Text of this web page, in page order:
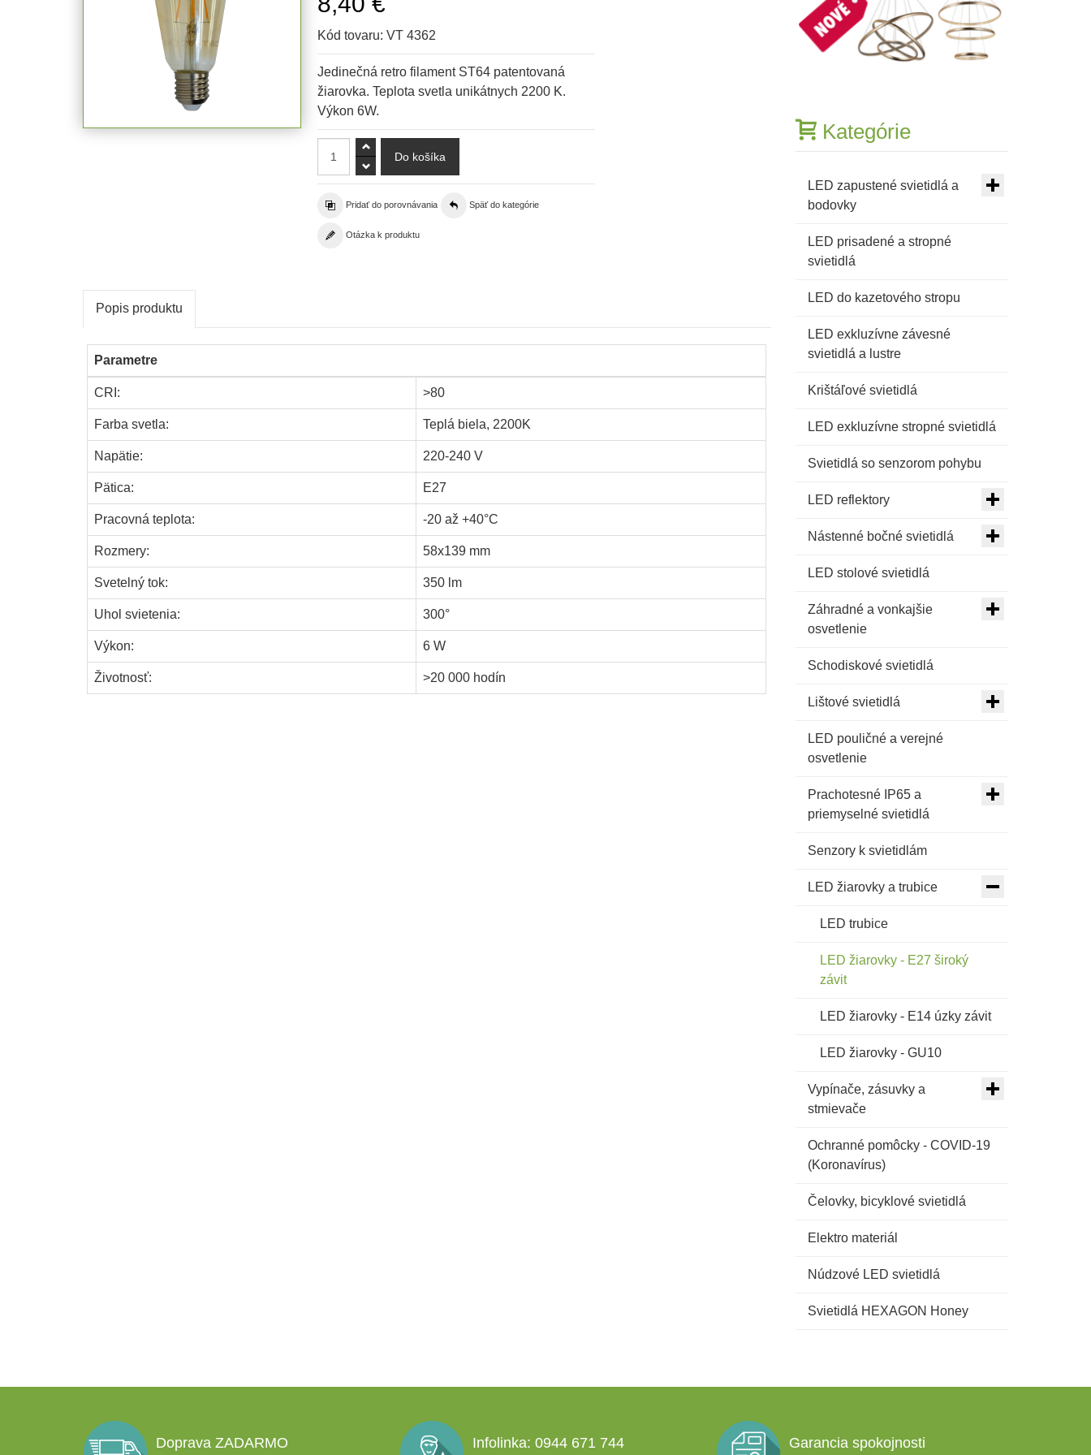
Kód tovaru:VT 4362
Jedinečná retro filament ST64 patentovaná
žiarovka. Teplota svetla unikátnych 2200 K.
Výkon 6W.
Pridať do porovnávania Späť do kategórie
Otázka k produktu
Popis produktu
Parametre
CRI: >80
Farba svetla: Teplá biela, 2200K
Napätie: 220-240 V
Pätica: E27
Pracovná teplota: -20 až +40°C
Rozmery: 58x139 mm
Svetelný tok: 350 lm
Uhol svietenia: 300°
Výkon: 6 W
Životnosť: >20 000 hodín
Kategórie
LED zapustené svietidlá a
bodovky
LED prisadené a stropné
svietidlá
LED do kazetového stropu
LED exkluzívne závesné
svietidlá a lustre
Krištáľové svietidlá
LED exkluzívne stropné svietidlá
Svietidlá so senzorom pohybu
LED reflektory
Nástenné bočné svietidlá
LED stolové svietidlá
Záhradné a vonkajšie
osvetlenie
Schodiskové svietidlá
Lištové svietidlá
LED pouličné a verejné
osvetlenie
Prachotesné IP65 a
priemyselné svietidlá
Senzory k svietidlám
LED žiarovky a trubice
LED trubice
LED žiarovky - E27 široký
závit
LED žiarovky - E14 úzky závit
LED žiarovky - GU10
Vypínače, zásuvky a
stmievače
Ochranné pomôcky - COVID-19
(Koronavírus)
Čelovky, bicyklové svietidlá
Elektro materiál
Núdzové LED svietidlá
Svietidlá HEXAGON Honey
Doprava ZADARMO Infolinka: 0944 671 744 Garancia spokojnosti